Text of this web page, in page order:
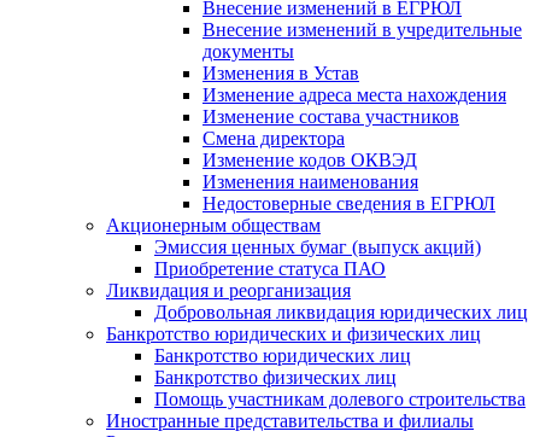
Внесение изменений в ЕГРЮЛ
Внесение изменений в учредительные
документы
Изменения в Устав
Изменение адреса места нахождения
Изменение состава участников
Смена директора
Изменение кодов ОКВЭД
Изменения наименования
Недостоверные сведения в ЕГРЮЛ
Акционерным обществам
Эмиссия ценных бумаг (выпуск акций)
Приобретение статуса ПАО
Ликвидация и реорганизация
Добровольная ликвидация юридических лиц
Банкротство юридических и физических лиц
Банкротство юридических лиц
Банкротство физических лиц
Помощь участникам долевого строительства
Иностранные представительства и филиалы